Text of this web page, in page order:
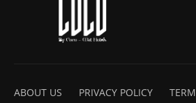
ABOUT US PRIVACY POLICY